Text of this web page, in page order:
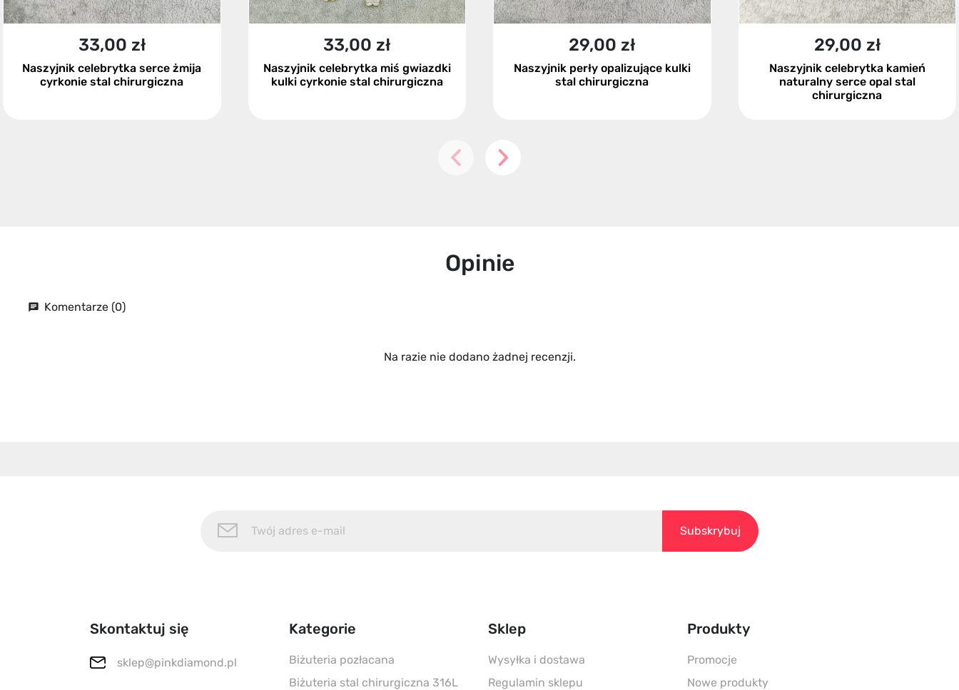
33,00 zł
Naszyjnik celebrytka serce żmija
cyrkonie stal chirurgiczna
33,00 zł
Naszyjnik celebrytka miś gwiazdki
kulki cyrkonie stal chirurgiczna
29,00 zł
Naszyjnik perły opalizujące kulki
stal chirurgiczna
29,00 zł
Naszyjnik celebrytka kamień
naturalny serce opal stal
chirurgiczna
Opinie
chat Komentarze (0)
Na razie nie dodano żadnej recenzji.
Skontaktuj się
sklep@pinkdiamond.pl
Kategorie
Biżuteria pozłacana
Biżuteria stal chirurgiczna 316L
Sklep
Wysyłka i dostawa
Regulamin sklepu
Produkty
Promocje
Nowe produkty